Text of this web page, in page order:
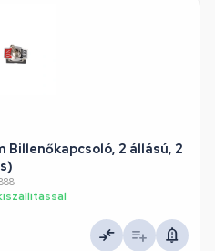
Billenőkapcsoló, 2 állású, 2